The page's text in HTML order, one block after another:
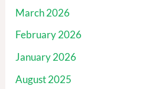
March 2026
February 2026
January 2026
August 2025